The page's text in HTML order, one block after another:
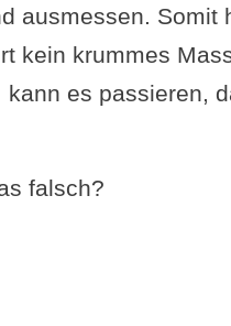
ausmessen.
kein krummes
kann es passieren,
falsch?